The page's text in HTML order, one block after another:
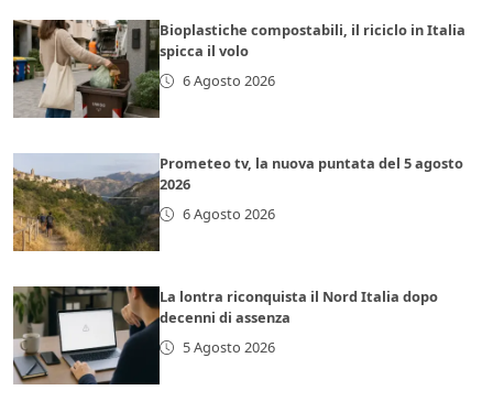
Bioplastiche compostabili, il riciclo in Italia
spicca il volo
6 Agosto 2026
Prometeo tv, la nuova puntata del 5 agosto
2026
6 Agosto 2026
La lontra riconquista il Nord Italia dopo
decenni di assenza
5 Agosto 2026